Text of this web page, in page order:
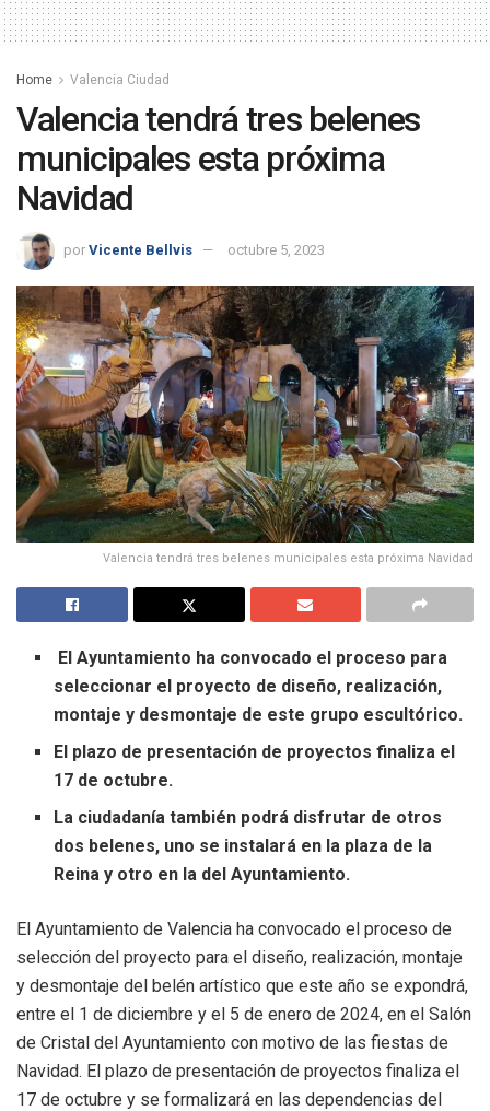
Home Valencia Ciudad
Valencia tendrá tres belenes
municipales esta próxima
Navidad
por Vicente Bellvis octubre 5, 2023
Valencia tendrá tres belenes municipales esta próxima Navidad
El Ayuntamiento ha convocado el proceso para
seleccionar el proyecto de diseño, realización,
montaje y desmontaje de este grupo escultórico.
El plazo de presentación de proyectos finaliza el
17 de octubre.
La ciudadanía también podrá disfrutar de otros
dos belenes, uno se instalará en la plaza de la
Reina y otro en la del Ayuntamiento.
El Ayuntamiento de Valencia ha convocado el proceso de
selección del proyecto para el diseño, realización, montaje
y desmontaje del belén artístico que este año se expondrá,
entre el 1 de diciembre y el 5 de enero de 2024, en el Salón
de Cristal del Ayuntamiento con motivo de las fiestas de
Navidad. El plazo de presentación de proyectos finaliza el
17 de octubre y se formalizará en las dependencias del